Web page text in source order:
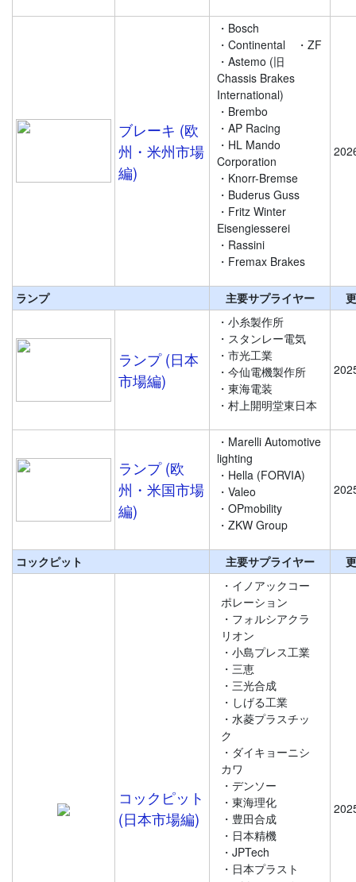
ブレーキ (欧
州・米州市場
編)
・Bosch
・Continental
・ZF
・Astemo (旧
Chassis Brakes
International)
・Brembo
・AP Racing
・HL Mando
Corporation
・Knorr-Bremse
・Buderus Guss
・Fritz Winter
Eisengiesserei
・Rassini
・Fremax Brakes
ランプ 主要サプライヤー
ランプ (日本
市場編)
・小糸製作所
・スタンレー電気
・市光工業
・今仙電機製作所
・東海電装
・村上開明堂東日本
ランプ (欧
州・米国市場
編)
・Marelli Automotive
lighting
・Hella (FORVIA)
・Valeo
・OPmobility
・ZKW Group
コックピット 主要サプライヤー
コックピット
(日本市場編)
・イノアックコー
ポレーション
・フォルシアクラ
リオン
・小島プレス工業
・三恵
・三光合成
・しげる工業
・水菱プラスチッ
ク
・ダイキョーニシ
カワ
・デンソー
・東海理化
・豊田合成
・日本精機
・JPTech
・日本プラスト